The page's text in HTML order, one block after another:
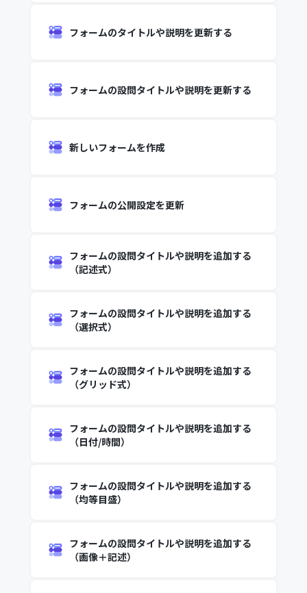
フォームのタイトルや説明を更新する
フォームの設問タイトルや説明を更新する
新しいフォームを作成
フォームの公開設定を更新
フォームの設問タイトルや説明を追加する
（記述式）
フォームの設問タイトルや説明を追加する
（選択式）
フォームの設問タイトルや説明を追加する
（グリッド式）
フォームの設問タイトルや説明を追加する
（日付/時間）
フォームの設問タイトルや説明を追加する
（均等目盛）
フォームの設問タイトルや説明を追加する
（画像＋記述）